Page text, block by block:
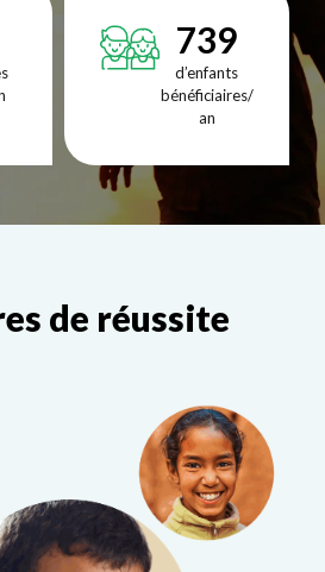
739
d’enfants
bénéficiaires/
an
de réussite